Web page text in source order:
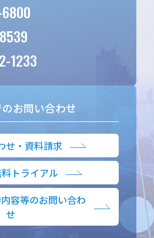
1233
お問い合わせ
せ・資料請求
トライアル
容等のお問い合わ
せ